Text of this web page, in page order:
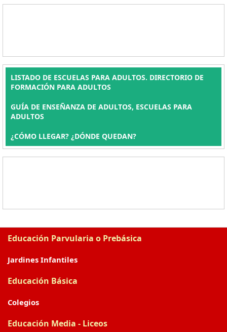
LISTADO DE ESCUELAS PARA ADULTOS. DIRECTORIO DE
FORMACIÓN PARA ADULTOS
GUÍA DE ENSEÑANZA DE ADULTOS, ESCUELAS PARA
ADULTOS
¿CÓMO LLEGAR? ¿DÓNDE QUEDAN?
Educación Parvularia o Prebásica
Jardines Infantiles
Educación Básica
Colegios
Educación Media - Liceos